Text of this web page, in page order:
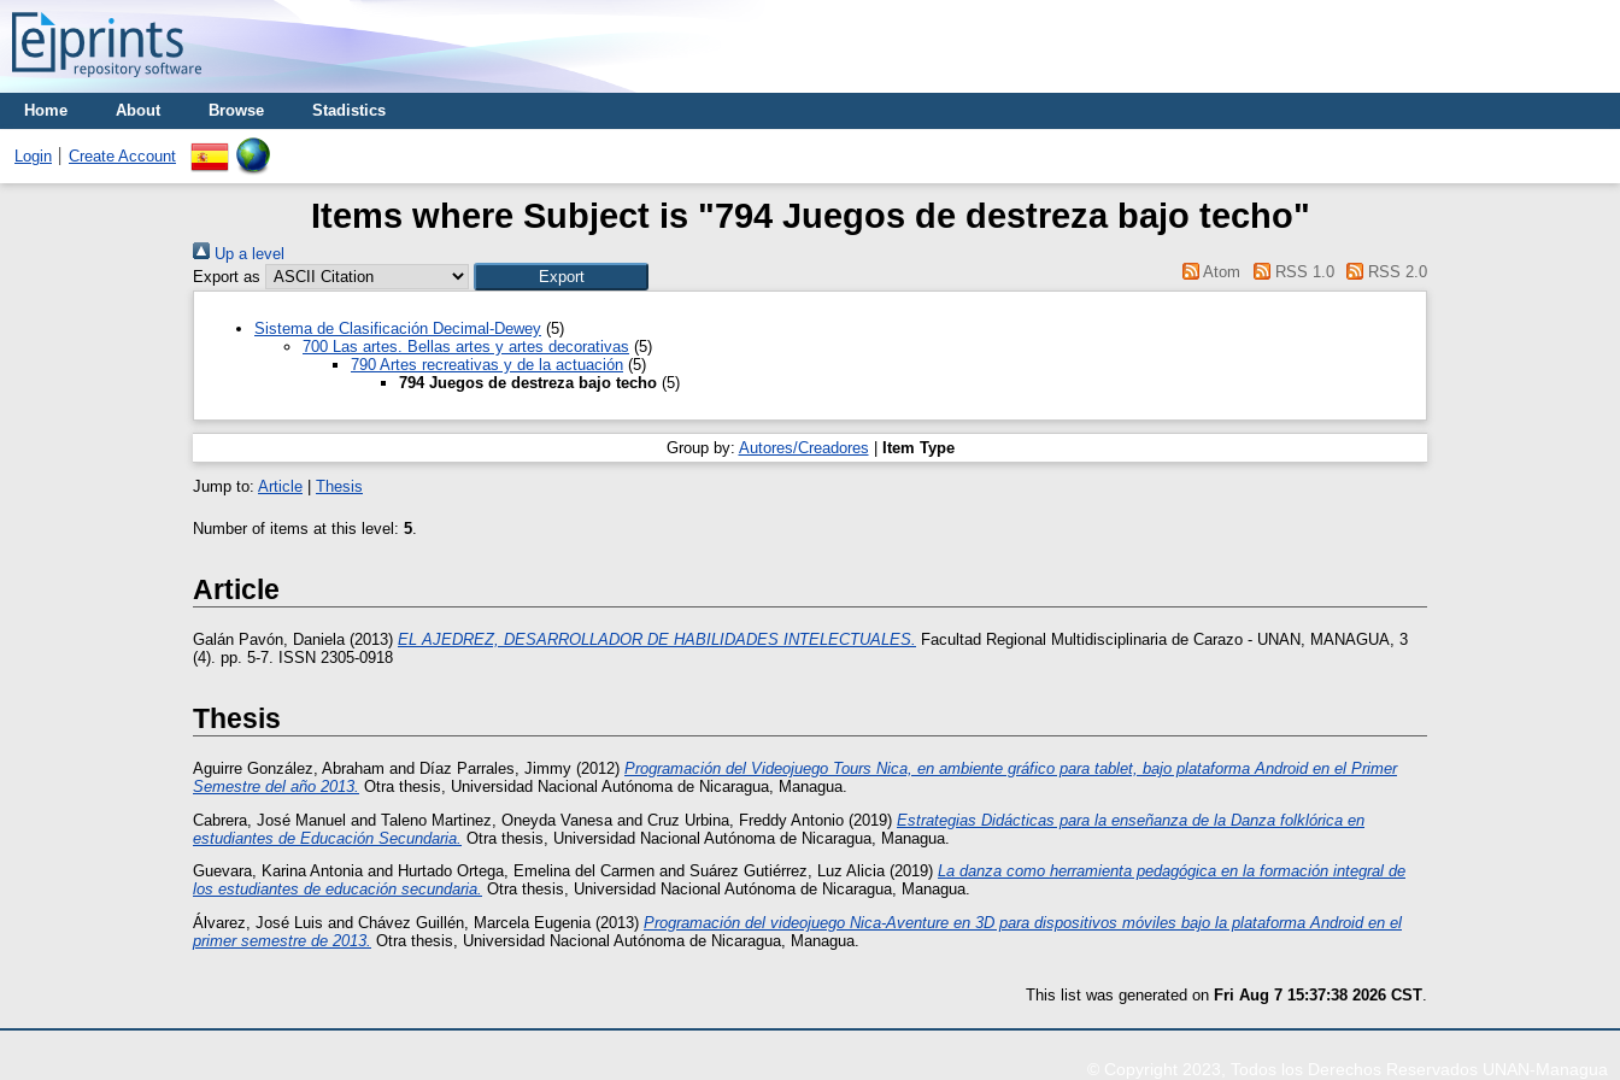
Home About Browse Stadistics
Login Create Account
Items where Subject is "794 Juegos de destreza bajo techo"
Up a level
Export as
Atom RSS 1.0 RSS 2.0
Sistema de Clasificación Decimal-Dewey (5)
700 Las artes. Bellas artes y artes decorativas (5)
790 Artes recreativas y de la actuación (5)
794 Juegos de destreza bajo techo (5)
Group by: Autores/Creadores | Item Type
Jump to: Article | Thesis
Number of items at this level: 5
Article
Galán Pavón, Daniela (2013) EL AJEDREZ, DESARROLLADOR DE HABILIDADES INTELECTUALES. Facultad Regional Multidisciplinaria de Carazo - UNAN, MANAGUA, 3
(4). pp. 5-7. ISSN 2305-0918
Thesis
Aguirre González, Abraham and Díaz Parrales, Jimmy (2012) Programación del Videojuego Tours Nica, en ambiente gráfico para tablet, bajo plataforma Android en el Primer
Semestre del año 2013. Otra thesis, Universidad Nacional Autónoma de Nicaragua, Managua.
Cabrera, José Manuel and Taleno Martinez, Oneyda Vanesa and Cruz Urbina, Freddy Antonio (2019) Estrategias Didácticas para la enseñanza de la Danza folklórica en
estudiantes de Educación Secundaria. Otra thesis, Universidad Nacional Autónoma de Nicaragua, Managua.
Guevara, Karina Antoniaand Hurtado Ortega, Emelina del Carmen and Suárez Gutiérrez, Luz Alicia(2019) La danza como herramienta pedagógica en la formación integral de
los estudiantes de educación secundaria. Otra thesis, Universidad Nacional Autónoma de Nicaragua, Managua.
Álvarez, José Luis and Chávez Guillén, Marcela Eugenia(2013) Programación del videojuego Nica-Aventure en 3D para dispositivos móviles bajo la plataforma Android en el
primer semestre de 2013. Otra thesis, Universidad Nacional Autónoma de Nicaragua, Managua.
This list was generated on Fri Aug 7 15:37:38 2026 CST.